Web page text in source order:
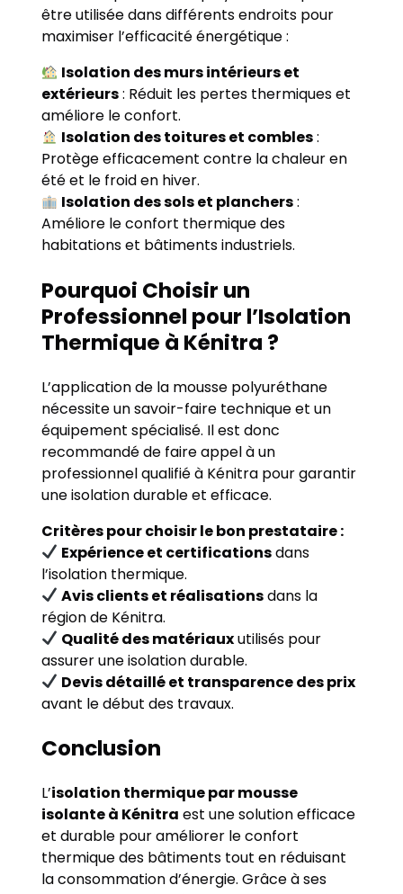
être utilisée dans différents endroits pour
maximiser l’efficacité énergétique :
Isolation des murs intérieurs et
extérieurs: Réduit les pertes thermiques et
améliore le confort.
Isolation des toitures et combles:
Protège efficacement contre la chaleur en
été et le froid en hiver.
Isolation des sols et planchers:
Améliore le confort thermique des
habitations et bâtiments industriels.
Pourquoi Choisir un
Professionnel pour l’Isolation
Thermique à Kénitra ?
L’application de la mousse polyuréthane
nécessite un savoir-faire technique et un
équipement spécialisé. Il est donc
recommandé de faire appel à un
professionnel qualifié à Kénitra pour garantir
une isolation durable et efficace.
Critères pour choisir le bon prestataire :
Expérience et certificationsdans
l’isolation thermique.
Avis clients et réalisationsdans la
région de Kénitra.
Qualité des matériauxutilisés pour
assurer une isolation durable.
Devis détaillé et transparence des prix
avant le début des travaux.
Conclusion
L’isolation thermique par mousse
isolante à Kénitra est une solution efficace
et durable pour améliorer le confort
thermique des bâtiments tout en réduisant
la consommation d’énergie. Grâce à ses